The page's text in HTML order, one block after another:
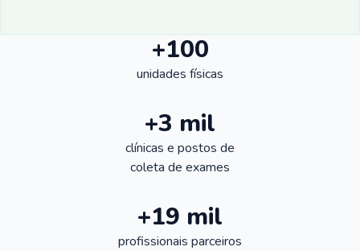
+100
unidades físicas
+3 mil
clínicas e postos de
coleta de exames
+19 mil
profissionais parceiros